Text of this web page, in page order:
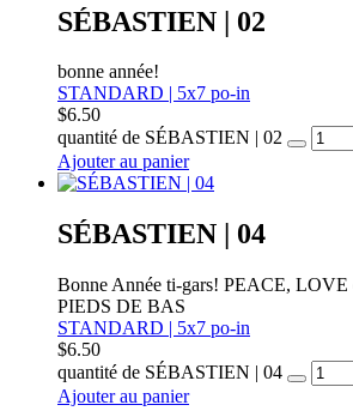
SÉBASTIEN | 02
bonne année!
STANDARD | 5x7 po-in
$6.50
quantité de SÉBASTIEN | 02
Ajouter au panier
SÉBASTIEN | 04
Bonne Année ti-gars! PEACE,
PIEDS DE BAS
STANDARD | 5x7 po-in
$6.50
quantité de SÉBASTIEN | 04
Ajouter au panier